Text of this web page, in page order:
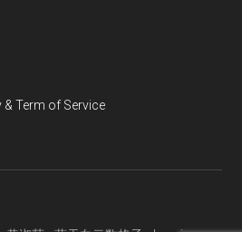
Term of Service